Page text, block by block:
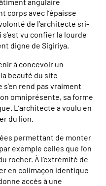
avec l’épaisse
de l’architecte sri-
vu confier la lourde
digne de Sigiriya.
à concevoir un
beauté du site
s’en rend pas vraiment
omniprésente, sa forme
L’architecte a voulu en
du lion.
permettant de monter
exemple celles que l’on
rocher. À l’extrémité de
en colimaçon identique
accès à une